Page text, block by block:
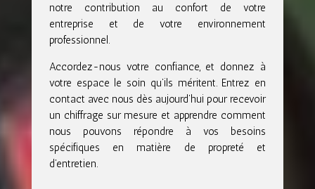
notre contribution au confort de votre
entreprise et de votre environnement
professionnel.
Accordez-nous votre confiance, et donnez à
votre espace le soin qu’ils méritent. Entrez en
contact avec nous dès aujourd’hui pour recevoir
un chiffrage sur mesure et apprendre comment
nous pouvons répondre à vos besoins
spécifiques en matière de propreté et
d’entretien.